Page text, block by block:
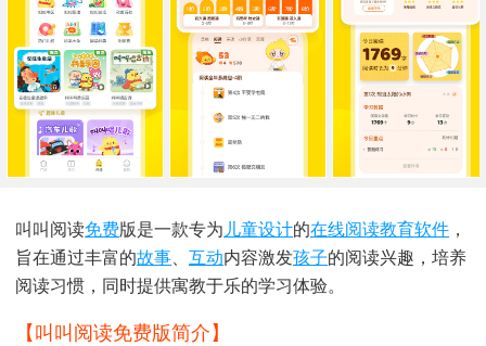
叫叫阅读免费版是一款专为 儿童设计的在线阅读教育软件 ，
旨在通过丰富的故事 互动内容激发孩子的阅读兴趣，培养
阅读习惯，同时提供寓教于乐的学习体验。
【叫叫阅读免费版简介】